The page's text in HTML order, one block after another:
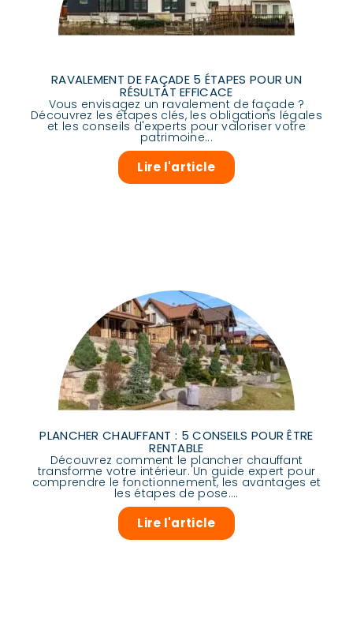
RAVALEMENT DE FAÇADE 5 ÉTAPES POUR UN
RÉSULTAT EFFICACE
Vous envisagez un ravalement de façade ?
Découvrez les étapes clés, les obligations légales
et les conseils d'experts pour valoriser votre
patrimoine...
Lire l'article
PLANCHER CHAUFFANT : 5 CONSEILS POUR ÊTRE
RENTABLE
Découvrez comment le plancher chauffant
transforme votre intérieur. Un guide expert pour
comprendre le fonctionnement, les avantages et
les étapes de pose....
Lire l'article